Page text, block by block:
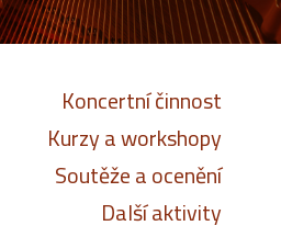
Koncertní činnost
Kurzy a workshopy
Soutěže a ocenění
Další aktivity